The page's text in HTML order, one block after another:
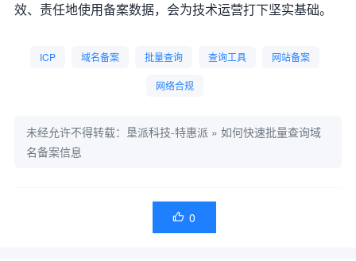
效、责任地使用备案数据，会为技术运营打下坚实基础。
ICP 域名备案 批量查询 查询工具 网站备案
网络合规
未经允许不得转载： 垦派科技-特惠派 » 如何快速批量查询域
名备案信息
 0